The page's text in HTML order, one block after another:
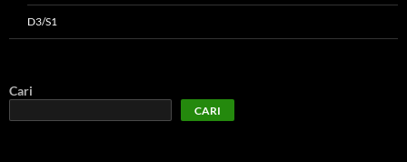
D3/S1
Cari
CARI